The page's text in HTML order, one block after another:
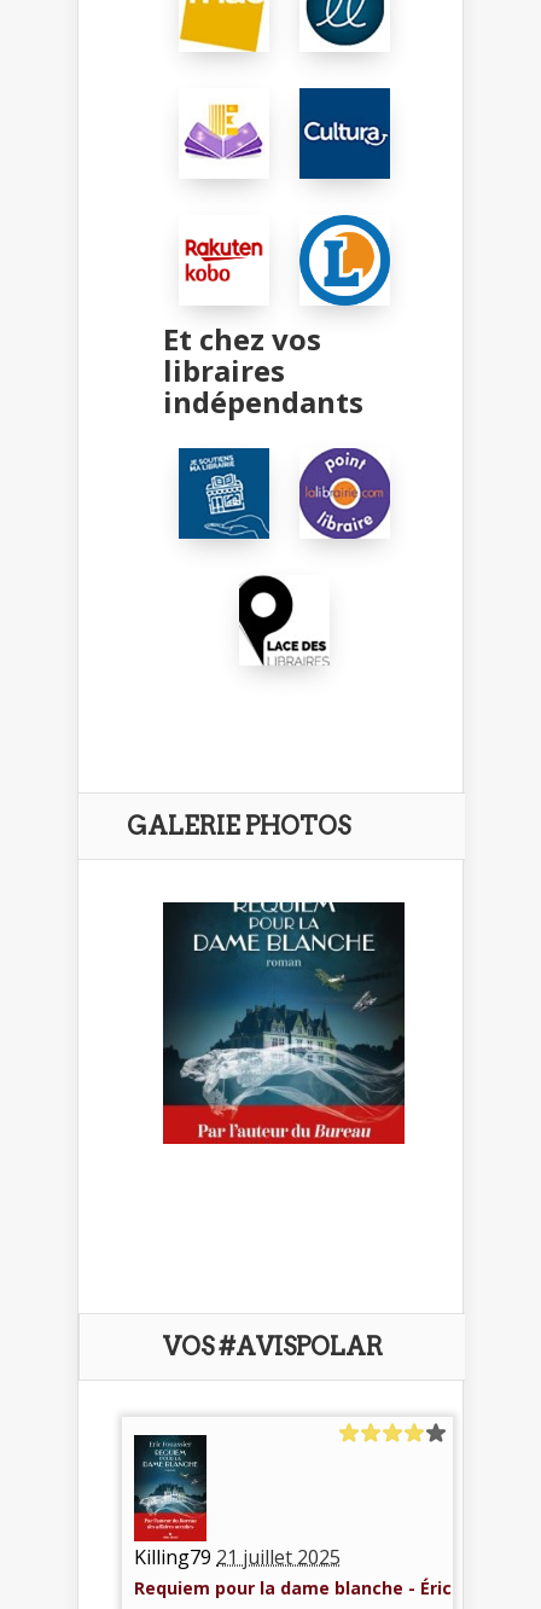
Et chez vos
libraires
indépendants
GALERIE PHOTOS
VOS #AVISPOLAR
Killing79 21 juillet 2025
Requiem pour la dame blanche - Éric